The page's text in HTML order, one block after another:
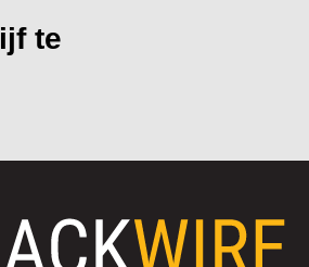
te